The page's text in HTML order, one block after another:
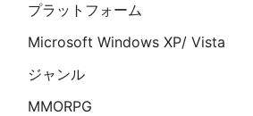
プラットフォーム
Microsoft Windows XP/ Vista
ジャンル
MMORPG